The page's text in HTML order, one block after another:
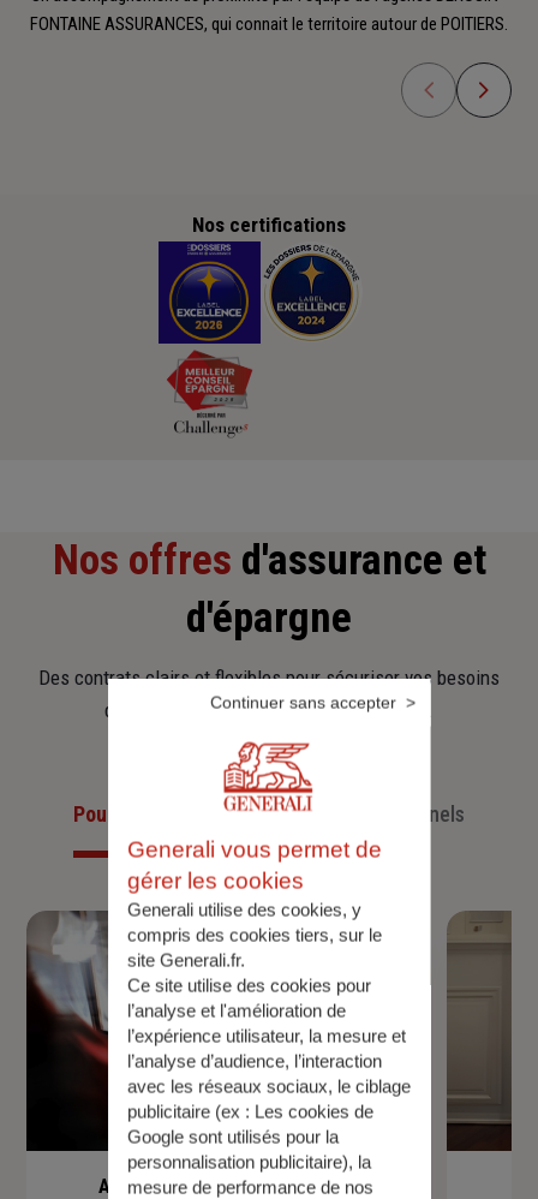
FONTAINE ASSURANCES, qui connait le territoire autour de POITIERS.
Nos certifications
Nos offres d'assurance et
d'épargne
Des contrats clairs et flexibles pour sécuriser vos besoins
d’aujourd’hui et anticiper ceux de demain.
Pour les particuliersPour les professionnels
Assurance de prêt immobilier
Generali vous permet de
gérer les cookies
Generali utilise des cookies, y
compris des cookies tiers, sur le
site Generali.fr.
Ce site utilise des cookies pour
l’analyse et l'amélioration de
l’expérience utilisateur, la mesure et
l’analyse d’audience, l’interaction
avec les réseaux sociaux, le ciblage
publicitaire (ex : Les cookies de
Google sont utilisés pour la
personnalisation publicitaire), la
mesure de performance de nos
Continuer sans accepter